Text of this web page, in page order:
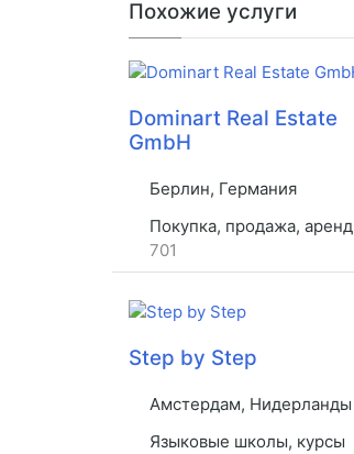
Похожие услуги
Dominart Real Estate
GmbH
Берлин, Германия
Покупка, продажа, аренда недвижимости
701
Step by Step
Амстердам, Нидерланды
Языковые школы, курсы